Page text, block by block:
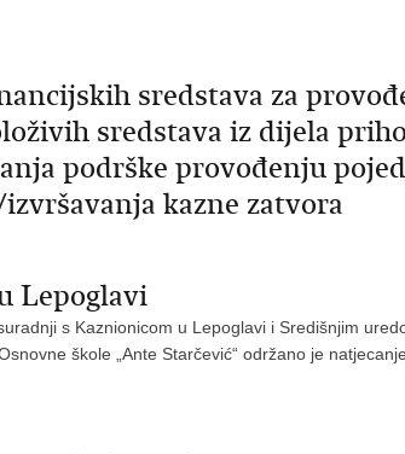
sredstava za
sredstava iz dijela
podrške provođenju
kazne zatvora
Lepoglavi
s Kaznionicom u Lepoglavi i Središnjim
škole „Ante Starčević“ održano je